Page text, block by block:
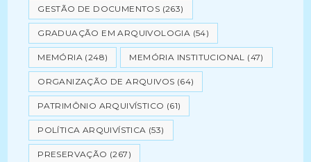
GESTÃO DE DOCUMENTOS (263)
GRADUAÇÃO EM ARQUIVOLOGIA (54)
MEMÓRIA (248) MEMÓRIA INSTITUCIONAL (47)
ORGANIZAÇÃO DE ARQUIVOS (64)
PATRIMÔNIO ARQUIVÍSTICO (61)
POLÍTICA ARQUIVÍSTICA (53)
PRESERVAÇÃO (267)